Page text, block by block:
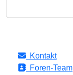
Kontakt
Foren-Team